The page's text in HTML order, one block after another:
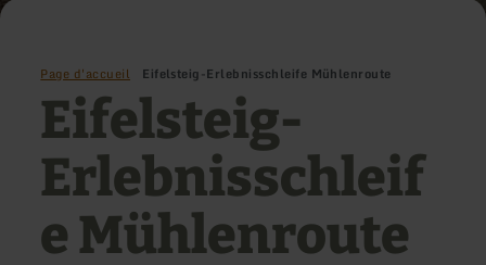
Page d'accueil Eifelsteig-Erlebnisschleife Mühlenroute
Eifelsteig-
Erlebnisschleif
e Mühlenroute